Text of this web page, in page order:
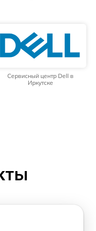
Сервисный центр Dell в
Иркутске